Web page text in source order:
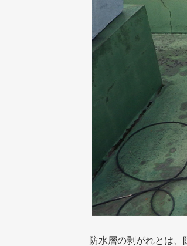
防水層の剥がれとは